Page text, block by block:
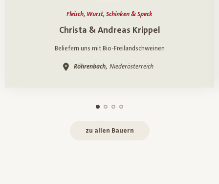
Fleisch, Wurst, Schinken & Speck
Ein Porträt über
Christa & Andreas Krippel
Beliefern uns mit Bio-Freilandschweinen
Röhrenbach, Niederösterreich
zu allen Bauern